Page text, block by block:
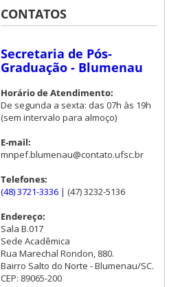
CONTATOS
Secretaria de Pós-
Graduação - Blumenau
Horário de Atendimento:
De segunda a sexta: das 07h às 19h
(sem intervalo para almoço)
E-mail:
mnpef.blumenau@contato.ufsc.br
Telefones:
(48) 3721-3336| (47) 3232-5136
Endereço:
Sala B.017
Sede Acadêmica
Rua Marechal Rondon, 880.
Bairro Salto do Norte - Blumenau/SC.
CEP: 89065-200